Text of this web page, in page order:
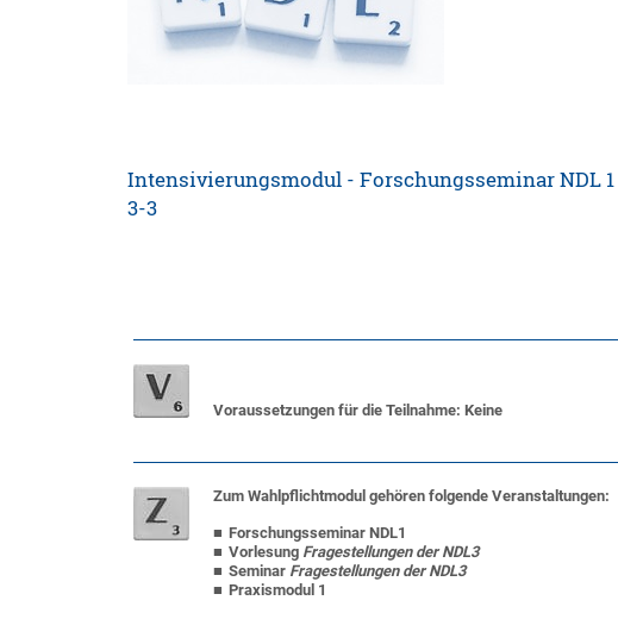
Intensivierungsmodul - Forschungsseminar NDL 1
3-3
Voraussetzungen für die Teilnahme: Keine
Zum Wahlpflichtmodul gehören folgende Veranstaltungen:
Forschungsseminar NDL1
Vorlesung Fragestellungen der NDL3
Seminar Fragestellungen der NDL3
Praxismodul 1